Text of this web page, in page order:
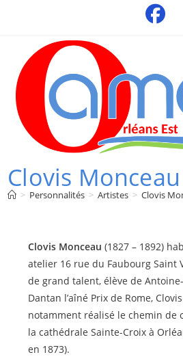
Clovis Monceau
> Personnalités > Artistes > Clovis
Clovis Monceau (1827 – 1892)
atelier 16 rue du Faubourg Saint
de grand talent, élève de
Dantan l’aîné Prix de Rome,
notamment réalisé le chemin de
la cathédrale Sainte-Croix à
en 1873).